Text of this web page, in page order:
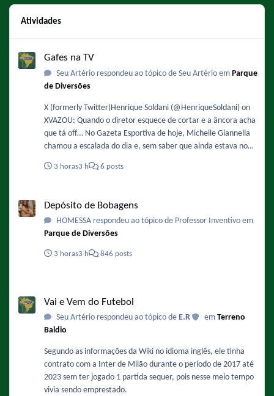
Atividades
Gafes na TV
Seu Artério respondeu ao tópico de Seu Artério em Parque
de Diversões
X (formerly Twitter)Henrique Soldani (@HenriqueSoldani) on
XVAZOU: Quando o diretor esquece de cortar e a âncora acha
que tá off… No Gazeta Esportiva de hoje, Michelle Giannella
chamou a escalada do dia e, sem saber que ainda estava no
3 horas3 h 6 posts
Depósito de Bobagens
HOMESSA respondeu ao tópico de Professor Inventivo em
Parque de Diversões
3 horas3 h 846 posts
Vai e Vem do Futebol
Seu Artério respondeu ao tópico de E.R em Terreno
Baldio
Segundo as informações da Wiki no idioma inglês, ele tinha
contrato com a Inter de Milão durante o período de 2017 até
2023 sem ter jogado 1 partida sequer, pois nesse meio tempo
vivia sendo emprestado.